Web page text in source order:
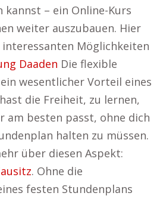
kannst – ein Online-Kurs
weiter auszubauen. Hier
interessanten Möglichkeiten
Daaden Die flexible
wesentlicher Vorteil eines
die Freiheit, zu lernen,
am besten passt, ohne dich
halten zu müssen.
über diesen Aspekt:
. Ohne die
festen Stundenplans